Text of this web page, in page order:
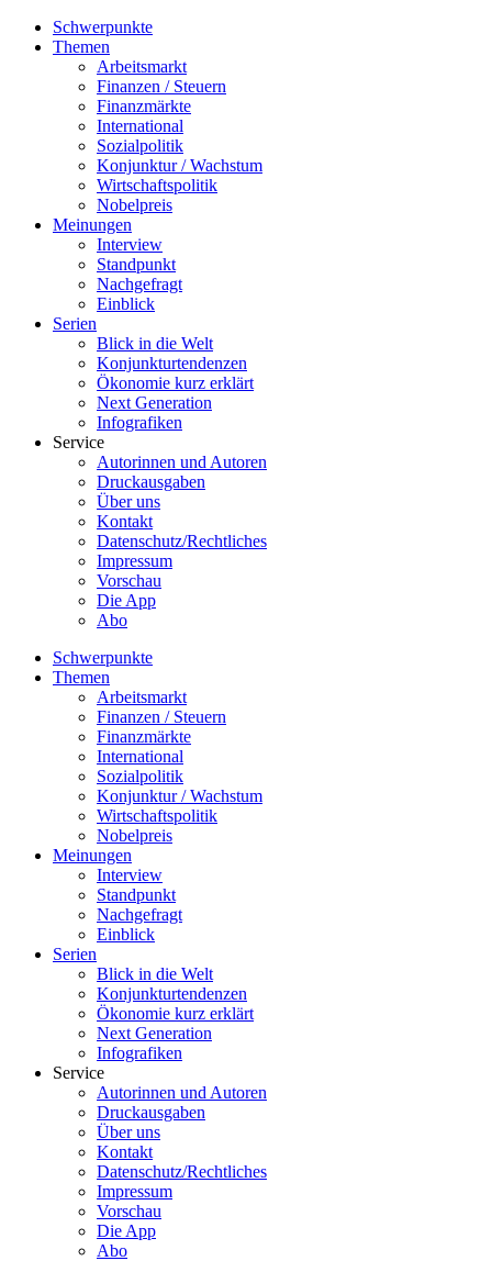
Schwerpunkte
Themen
Arbeitsmarkt
Finanzen / Steuern
Finanzmärkte
International
Sozialpolitik
Konjunktur / Wachstum
Wirtschaftspolitik
Nobelpreis
Meinungen
Interview
Standpunkt
Nachgefragt
Einblick
Serien
Blick in die Welt
Konjunkturtendenzen
Ökonomie kurz erklärt
Next Generation
Infografiken
Service
Autorinnen und Autoren
Druckausgaben
Über uns
Kontakt
Datenschutz/Rechtliches
Impressum
Vorschau
Die App
Abo
Schwerpunkte
Themen
Arbeitsmarkt
Finanzen / Steuern
Finanzmärkte
International
Sozialpolitik
Konjunktur / Wachstum
Wirtschaftspolitik
Nobelpreis
Meinungen
Interview
Standpunkt
Nachgefragt
Einblick
Serien
Blick in die Welt
Konjunkturtendenzen
Ökonomie kurz erklärt
Next Generation
Infografiken
Service
Autorinnen und Autoren
Druckausgaben
Über uns
Kontakt
Datenschutz/Rechtliches
Impressum
Vorschau
Die App
Abo